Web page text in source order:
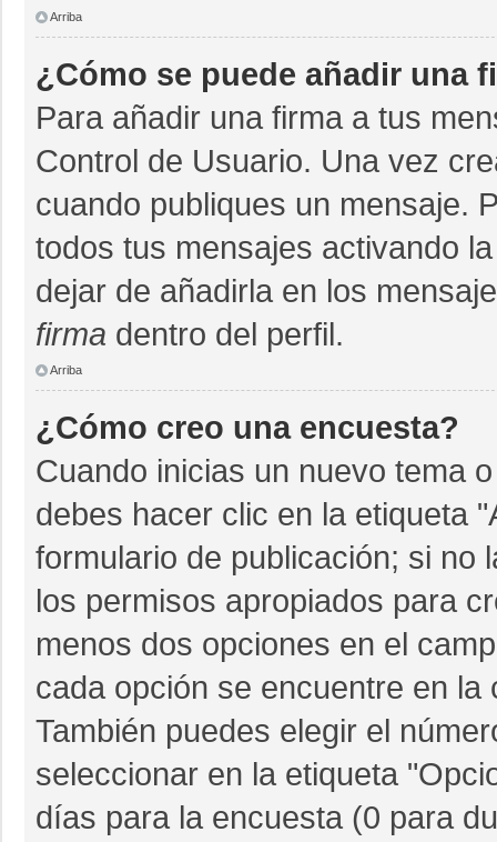
Arriba
¿Cómo se puede añadir una
Para añadir una firma a tus
Control de Usuario. Una vez
cuando publiques un mensaje.
todos tus mensajes activando
dejar de añadirla en los
firma dentro del perfil.
Arriba
¿Cómo creo una encuesta?
Cuando inicias un nuevo tema
debes hacer clic en la etiqueta
formulario de publicación; si no
los permisos apropiados para
menos dos opciones en el
cada opción se encuentre en
También puedes elegir el
seleccionar en la etiqueta
días para la encuesta (0 para